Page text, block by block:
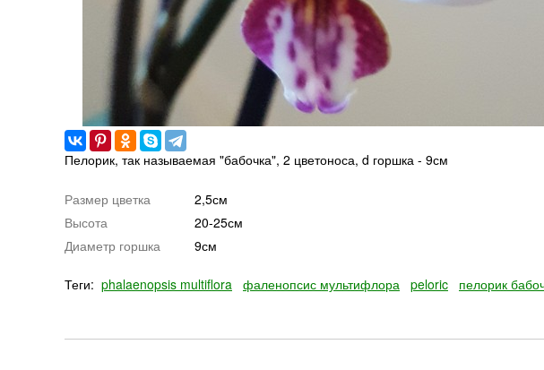
Пелорик, так называемая "бабочка", 2 цветоноса, d горшка - 9см
Размер цветка
2,5см
Высота
20-25см
Диаметр горшка
9см
Теги: phalaenopsis multiflora фаленопсис мультифлора peloric пелорик